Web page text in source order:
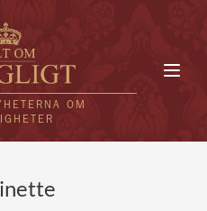
OM